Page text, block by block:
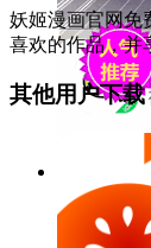
妖姬漫画官网免
喜欢的作品，并
其他用户下载